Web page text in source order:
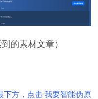
的素材文章）
下方，点击 我要智能伪原